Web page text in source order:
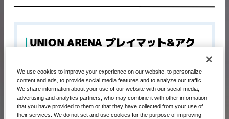
UNION ARENA プレイマット&アク
レベルアップな件
We use cookies to improve your experience on our website, to personalize
content and ads, to provide social media features and to analyze our traffic.
We share information about your use of our website with our social media,
advertising and analytics partners, who may combine it with other information
that you have provided to them or that they have collected from your use of
their services. We do not set and use cookies for the purpose of improving